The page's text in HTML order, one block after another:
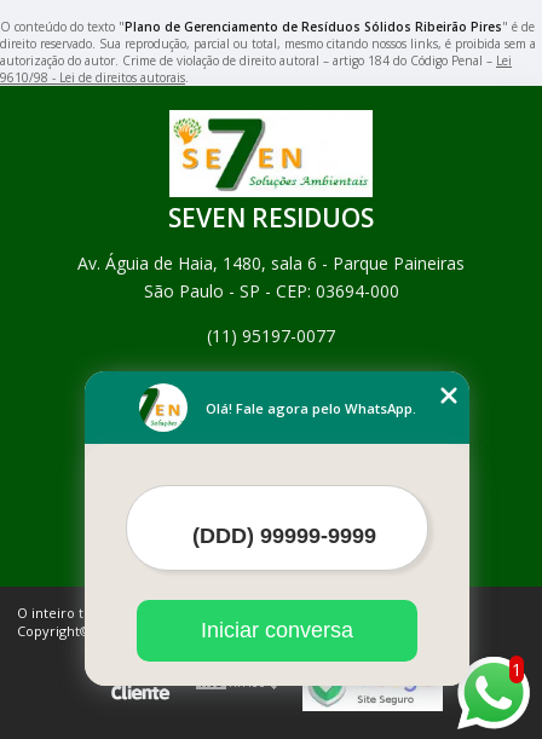
O conteúdo do texto "Plano de Gerenciamento de Resíduos Sólidos Ribeirão Pires" é de
direito reservado. Sua reprodução, parcial ou total, mesmo citando nossos links, é proibida sem a
autorização do autor. Crime de violação de direito autoral – artigo 184 do Código Penal – Lei
9610/98 - Lei de direitos autorais.
SEVEN RESIDUOS
Av. Águia de Haia, 1480, sala 6 - Parque Paineiras
São Paulo - SP - CEP: 03694-000
(11) 95197-0077
Empresa
Contato
Mais Serviços
O inteiro teor deste site está sujeito à proteção de direitos autorais.
Copyright© SEVEN RESIDUOS (Lei 9610 de 19/02/1998)
1
Olá! Fale agora pelo WhatsApp.
Iniciar conversa